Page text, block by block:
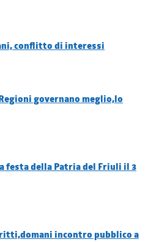
conflitto di interessi
governano meglio,lo
festa della Patria del Friuli il 3
incontro pubblico a